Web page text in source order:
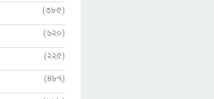
(385)
(620)
(225)
(487)